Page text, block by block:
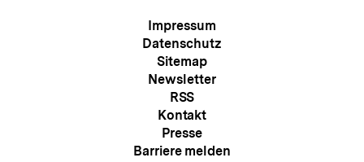
Meta-
Navigation
Impressum
Datenschutz
Sitemap
Newsletter
RSS
Kontakt
Presse
Barriere melden